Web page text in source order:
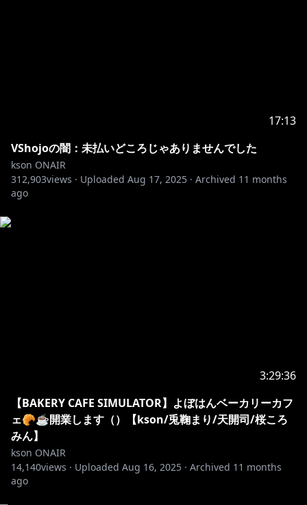
https://saketsunagi.base.shop/items/74503004
◎お世話になっている素材サイト様
OKUMONO:
https://sozaino.site/
17:13
VShojoの闇：未払いどころじゃありませんでした
kson ONAIR
312,903views · Uploaded Aug 17, 2025 · Archived 11 months
ago
3:29:36
【BAKERY CAFE SIMULATOR】よぼはんベーカリーカフ
ェ🥐☕開業します（）【kson/兎鞠まり/天開司/桜ころ
みん】
kson ONAIR
14,140views · Uploaded Aug 16, 2025 · Archived 11 months
ago